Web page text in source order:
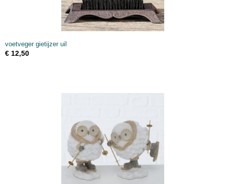
voetveger gietijzer uil
€ 12,50